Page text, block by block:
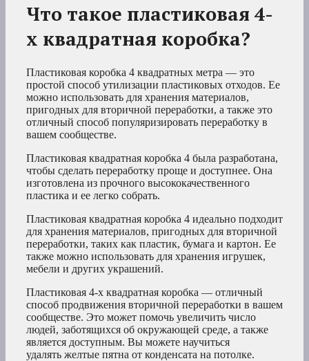
Что такое пластиковая 4-
х квадратная коробка?
Пластиковая коробка 4 квадратных метра — это
простой способ утилизации пластиковых отходов. Ее
можно использовать для хранения материалов,
пригодных для вторичной переработки, а также это
отличный способ популяризировать переработку в
вашем сообществе.
Пластиковая квадратная коробка 4 была разработана,
чтобы сделать переработку проще и доступнее. Она
изготовлена из прочного высококачественного
пластика и ее легко собрать.
Пластиковая квадратная коробка 4 идеально подходит
для хранения материалов, пригодных для вторичной
переработки, таких как пластик, бумага и картон. Ее
также можно использовать для хранения игрушек,
мебели и других украшений.
Пластиковая 4-х квадратная коробка — отличный
способ продвижения вторичной переработки в вашем
сообществе. Это может помочь увеличить число
людей, заботящихся об окружающей среде, а также
является доступным. Вы можете научиться
удалять желтые пятна от конденсата на потолке.